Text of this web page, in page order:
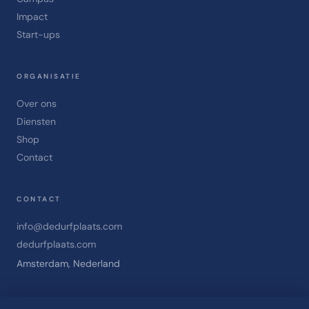
Impact
Start-ups
ORGANISATIE
Over ons
Diensten
Shop
Contact
CONTACT
info@dedurfplaats.com
dedurfplaats.com
Amsterdam, Nederland